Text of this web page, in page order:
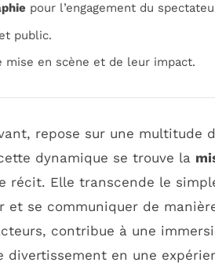
pour l’engagement du
public.
mise en scène et de leur impact.
repose sur une multitude
dynamique se trouve la
récit. Elle transcende le
et se communiquer de
contribue à une
en une